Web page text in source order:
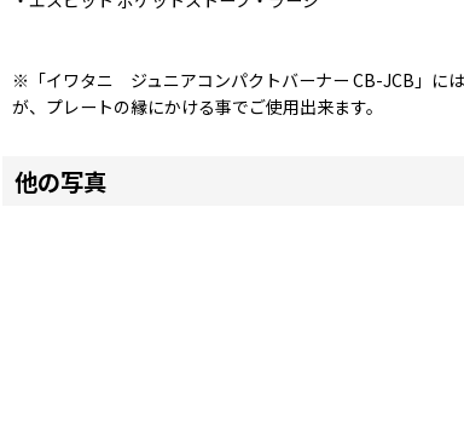
※「イワタニ ジュニアコンパクトバーナー CB-JCB」に
が、プレートの縁にかける事でご使用出来ます。
他の写真